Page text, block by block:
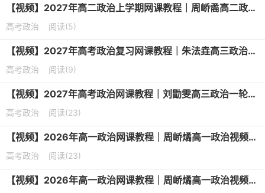
【视频】2027年高二政治上学期网课教程｜周峤矞高二政治暑假班视频教程
高考政治 阅读(5)
【视频】2027年高考政治复习网课教程｜朱法垚高三政治一轮复习暑假班视频教程
高考政治 阅读(9)
【视频】2027年高考政治网课教程｜刘勖雯高三政治一轮复习视频教程
高考政治 阅读(23)
【视频】2026年高一政治网课教程｜周峤燏高一政治视频教程上学期暑秋班
高考政治 阅读(23)
【视频】2026年高一政治网课教程｜周峤燏高一政治视频教程下学期寒春班